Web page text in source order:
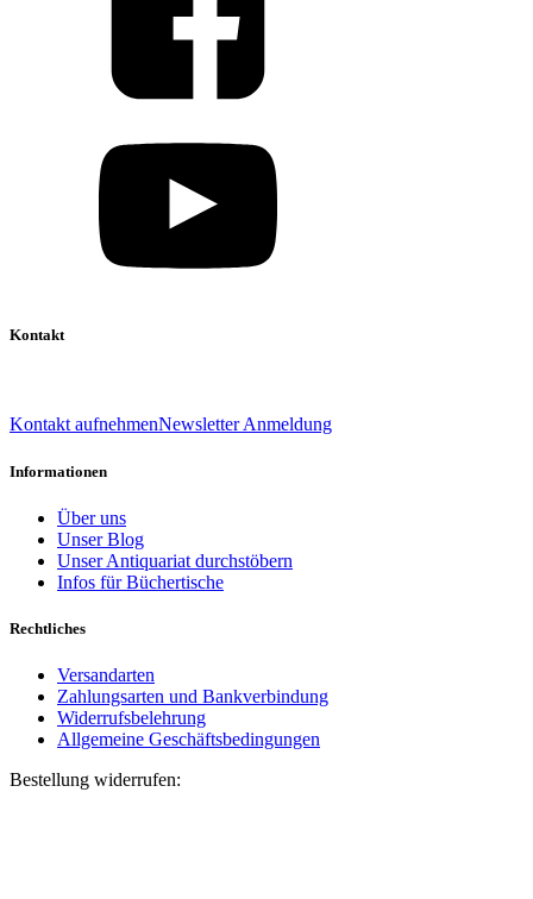
Kontakt
Kontakt aufnehmenNewsletter Anmeldung
Informationen
Über uns
Unser Blog
Unser Antiquariat durchstöbern
Infos für Büchertische
Rechtliches
Versandarten
Zahlungsarten und Bankverbindung
Widerrufsbelehrung
Allgemeine Geschäftsbedingungen
Bestellung widerrufen: